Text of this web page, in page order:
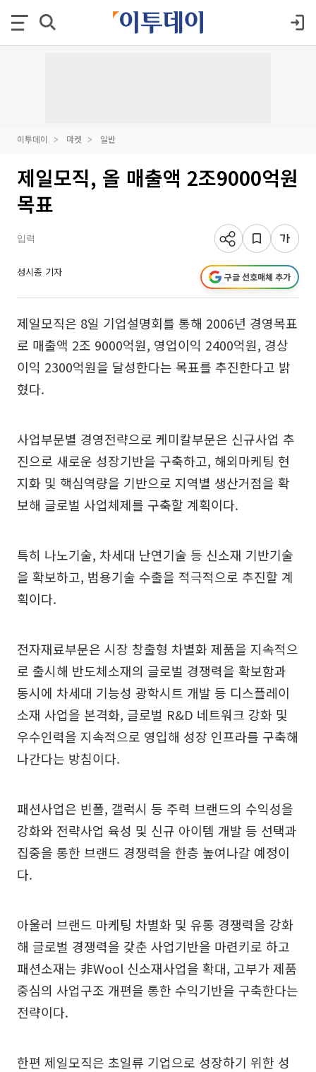
이투데이 마켓 일반
제일모직, 올 매출액 2조9000억원
목표
입력
성시종 기자 구글 선호매체 추가
제일모직은 8일 기업설명회를 통해 2006년 경영목표
로 매출액 2조 9000억원, 영업이익 2400억원, 경상
이익 2300억원을 달성한다는 목표를 추진한다고 밝
혔다.
사업부문별 경영전략으로 케미칼부문은 신규사업 추
진으로 새로운 성장기반을 구축하고, 해외마케팅 현
지화 및 핵심역량을 기반으로 지역별 생산거점을 확
보해 글로벌 사업체제를 구축할 계획이다.
특히 나노기술, 차세대 난연기술 등 신소재 기반기술
을 확보하고, 범용기술 수출을 적극적으로 추진할 계
획이다.
전자재료부문은 시장 창출형 차별화 제품을 지속적으
로 출시해 반도체소재의 글로벌 경쟁력을 확보함과
동시에 차세대 기능성 광학시트 개발 등 디스플레이
소재 사업을 본격화, 글로벌 R&D 네트워크 강화 및
우수인력을 지속적으로 영입해 성장 인프라를 구축해
나간다는 방침이다.
패션사업은 빈폴, 갤럭시 등 주력 브랜드의 수익성을
강화와 전략사업 육성 및 신규 아이템 개발 등 선택과
집중을 통한 브랜드 경쟁력을 한층 높여나갈 예정이
다.
아울러 브랜드 마케팅 차별화 및 유통 경쟁력을 강화
해 글로벌 경쟁력을 갖춘 사업기반을 마련키로 하고
패션소재는 非Wool 신소재사업을 확대, 고부가 제품
중심의 사업구조 개편을 통한 수익기반을 구축한다는
전략이다.
한편 제일모직은 초일류 기업으로 성장하기 위한 성